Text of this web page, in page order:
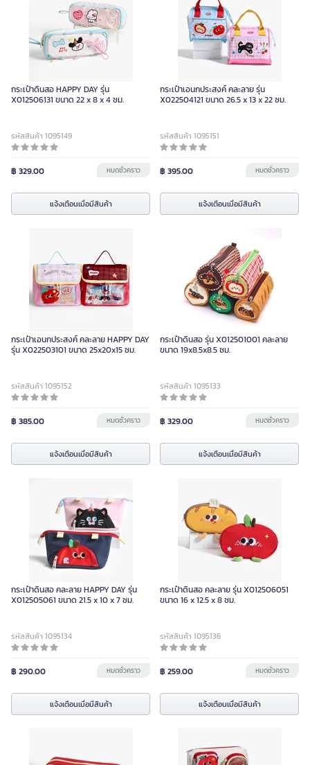
กระเป๋าดินสอ HAPPY DAY รุ่น
X012506131 ขนาด 22 x 8 x 4 ซม.
รหัสสินค้า 1095149
฿ 329.00 หมดชั่วคราว
แจ้งเตือนเมื่อมีสินค้า
กระเป๋าเอนกประสงค์ คละลาย รุ่น
X022504121 ขนาด 26.5 x 13 x 22 ซม.
รหัสสินค้า 1095151
฿ 395.00 หมดชั่วคราว
แจ้งเตือนเมื่อมีสินค้า
กระเป๋าเอนกประสงค์ คละลาย HAPPY DAY
รุ่น X022503101 ขนาด 25x20x15 ซม.
รหัสสินค้า 1095152
฿ 385.00 หมดชั่วคราว
แจ้งเตือนเมื่อมีสินค้า
กระเป๋าดินสอ รุ่น X012501001 คละลาย
ขนาด 19x8.5x8.5 ซม.
รหัสสินค้า 1095133
฿ 329.00 หมดชั่วคราว
แจ้งเตือนเมื่อมีสินค้า
กระเป๋าดินสอ คละลาย HAPPY DAY รุ่น
X012505061 ขนาด 21.5 x 10 x 7 ซม.
รหัสสินค้า 1095134
฿ 290.00 หมดชั่วคราว
แจ้งเตือนเมื่อมีสินค้า
กระเป๋าดินสอ คละลาย รุ่น X012506051
ขนาด 16 x 12.5 x 8 ซม.
รหัสสินค้า 1095136
฿ 259.00 หมดชั่วคราว
แจ้งเตือนเมื่อมีสินค้า